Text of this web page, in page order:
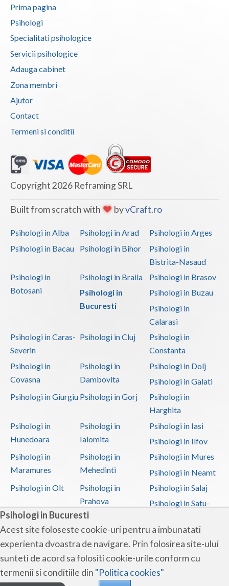
Psihologi in Bucuresti
Acest site foloseste cookie-uri pentru a imbunatati
experienta dvoastra de navigare. Prin folosirea site-ului
sunteti de acord sa folositi cookie-urile conform cu
termenii si conditiile din "Politica cookies"
Prima pagina
Psihologi
Specialitati psihologice
Servicii psihologice
Adauga cabinet
Zona membri
Ajutor
Contact
Termeni si conditii
Copyright 2026 Reframing SRL
Built from scratch with byvCraft.ro
Psihologi in Alba Psihologi in Arad
Psihologi in Arges
Psihologi in Bacau
Psihologi in Bihor
Psihologi in
Bistrita-Nasaud
Psihologi in
Botosani
Psihologi in Braila
Psihologi in Brasov
Psihologi in
Bucuresti
Psihologi in Buzau
Psihologi in
Calarasi
Psihologi in Caras-
Severin
Psihologi in Cluj
Psihologi in
Constanta
Psihologi in
Covasna
Psihologi in
Dambovita
Psihologi in Dolj
Psihologi in Galati
Psihologi in Giurgiu Psihologi in Gorj
Psihologi in
Harghita
Psihologi in
Hunedoara
Psihologi in
Ialomita
Psihologi in Iasi
Psihologi in Ilfov
Psihologi in
Maramures
Psihologi in
Mehedinti
Psihologi in Mures
Psihologi in Neamt
Psihologi in Olt
Psihologi in
Prahova
Psihologi in Salaj
Psihologi in Satu-
Psihologi in Sibiu
Psihologi in
Suceava
Psihologi in
Teleorman
Psihologi in Timis
Psihologi in Tulcea Psihologi in Valcea
Psihologi in Vaslui
Psihologi in